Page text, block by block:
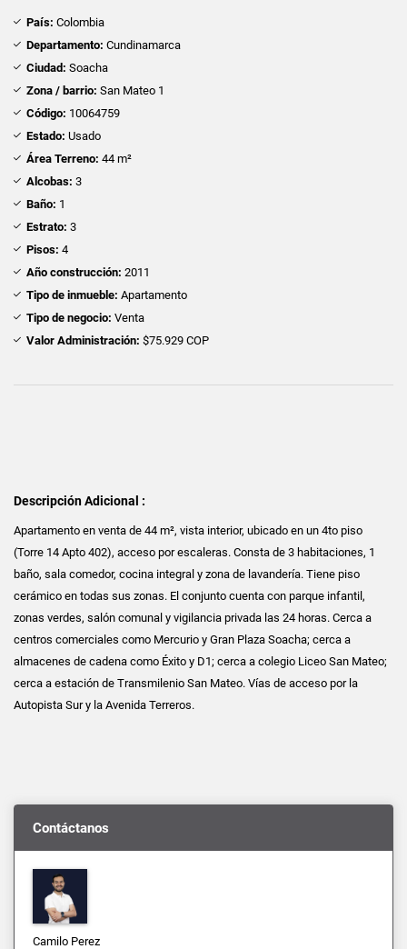
País: Colombia
Departamento: Cundinamarca
Ciudad: Soacha
Zona / barrio: San Mateo 1
Código: 10064759
Estado: Usado
Área Terreno: 44 m²
Alcobas: 3
Baño: 1
Estrato: 3
Pisos: 4
Año construcción: 2011
Tipo de inmueble: Apartamento
Tipo de negocio: Venta
Valor Administración: $75.929 COP
Descripción Adicional :
Apartamento en venta de 44 m², vista interior, ubicado en un 4to piso
(Torre 14 Apto 402), acceso por escaleras. Consta de 3 habitaciones, 1
baño, sala comedor, cocina integral y zona de lavandería. Tiene piso
cerámico en todas sus zonas. El conjunto cuenta con parque infantil,
zonas verdes, salón comunal y vigilancia privada las 24 horas. Cerca a
centros comerciales como Mercurio y Gran Plaza Soacha; cerca a
almacenes de cadena como Éxito y D1; cerca a colegio Liceo San Mateo;
cerca a estación de Transmilenio San Mateo. Vías de acceso por la
Autopista Sur y la Avenida Terreros.
Contáctanos
Camilo Perez